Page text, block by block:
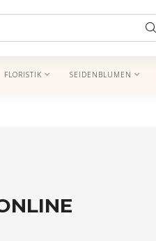
FLORISTIK SEIDENBLUMEN